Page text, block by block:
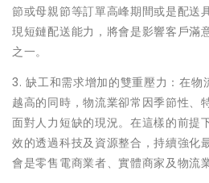
節或母親節等訂單高峰期間或是配送
現短鏈配送能力，將會是影響客戶滿
之一。
3. 缺工和需求增加的雙重壓力：在物
越高的同時，物流業卻常因季節性、
面對人力短缺的現況。在這樣的前
效的透過科技及資源整合，持續強化
會是零售電商業者、實體商家及物流